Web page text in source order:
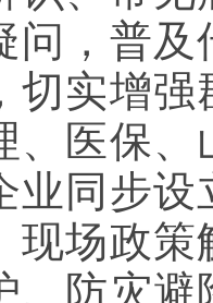
问，普
切实增
、医保
业同步
现场政
、防灾